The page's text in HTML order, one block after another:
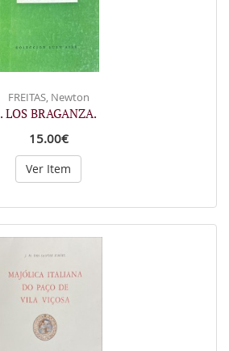
FREITAS, Newton
. LOS BRAGANZA.
15.00€
Ver Item